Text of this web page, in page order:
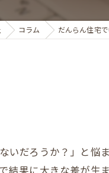
コラム だんらん住宅
だろうか？」と悩